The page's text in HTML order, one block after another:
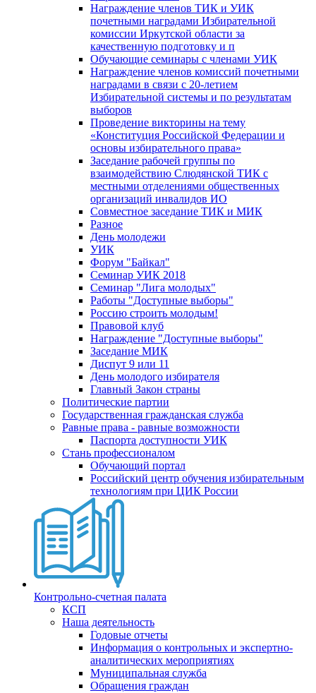
Награждение членов ТИК и УИК
почетными наградами Избирательной
комиссии Иркутской области за
качественную подготовку и п
Обучающие семинары с членами УИК
Награждение членов комиссий почетными
наградами в связи с 20-летием
Избирательной системы и по результатам
выборов
Проведение викторины на тему
«Конституция Российской Федерации и
основы избирательного права»
Заседание рабочей группы по
взаимодействию Слюдянской ТИК с
местными отделениями общественных
организаций инвалидов ИО
Совместное заседание ТИК и МИК
Разное
День молодежи
УИК
Форум "Байкал"
Семинар УИК 2018
Семинар "Лига молодых"
Работы "Доступные выборы"
Россию строить молодым!
Правовой клуб
Награждение "Доступные выборы"
Заседание МИК
Диспут 9 или 11
День молодого избирателя
Главный Закон страны
Политические партии
Государственная гражданская служба
Равные права - равные возможности
Паспорта доступности УИК
Стань профессионалом
Обучающий портал
Российский центр обучения избирательным
технологиям при ЦИК России
Контрольно-счетная палата
КСП
Наша деятельность
Годовые отчеты
Информация о контрольных и экспертно-
аналитических мероприятиях
Муниципальная служба
Обращения граждан